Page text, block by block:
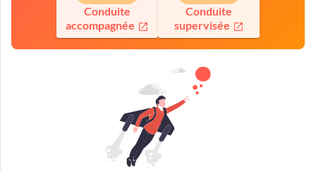
Conduite
accompagnée
Conduite
supervisée